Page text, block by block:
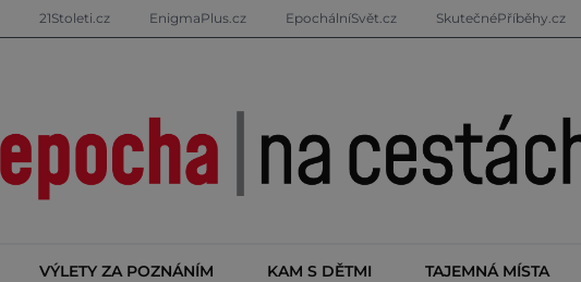
21Stoleti.cz EnigmaPlus.cz EpochálníSvět.cz SkutečnéPříběhy.cz
VÝLETY ZA POZNÁNÍM KAM S DĚTMI TAJEMNÁ MÍSTA